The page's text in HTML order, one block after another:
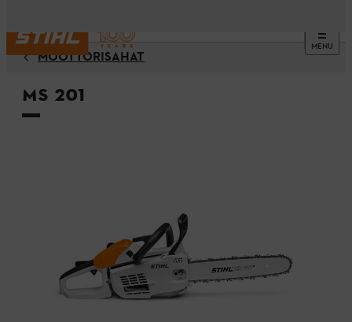
MENU
MOOTTORISAHAT
MS 201